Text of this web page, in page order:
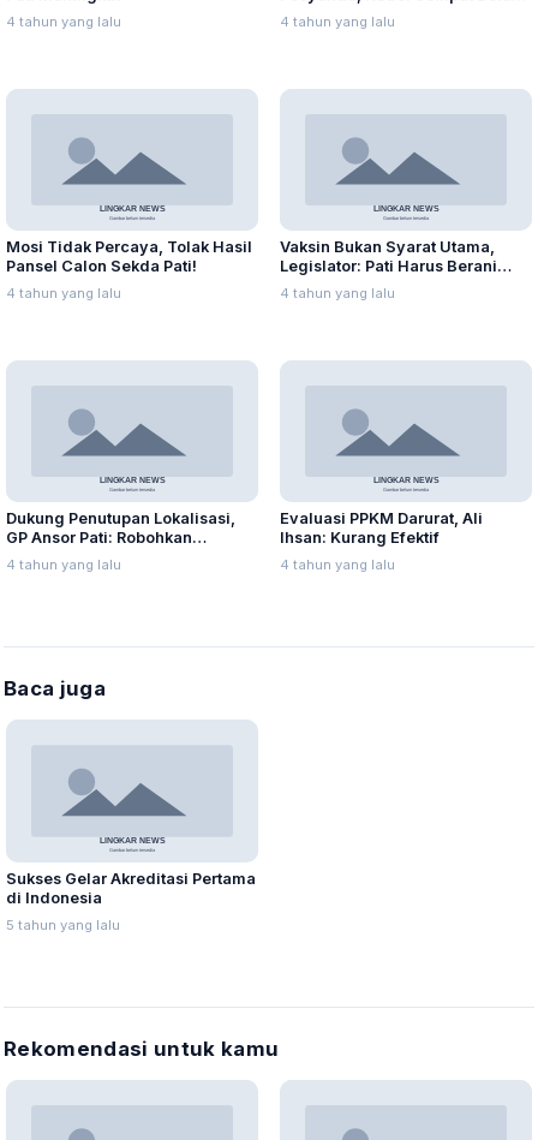
4 tahun yang lalu
ke Rumah Warga
4 tahun yang lalu
Mosi Tidak Percaya, Tolak Hasil
Pansel Calon Sekda Pati!
4 tahun yang lalu
Vaksin Bukan Syarat Utama,
Legislator: Pati Harus Berani
Mulai PTM
4 tahun yang lalu
Dukung Penutupan Lokalisasi,
GP Ansor Pati: Robohkan
Bangunan di Lorok Indah!
4 tahun yang lalu
Evaluasi PPKM Darurat, Ali
Ihsan: Kurang Efektif
4 tahun yang lalu
Baca juga
Sukses Gelar Akreditasi Pertama
di Indonesia
5 tahun yang lalu
Rekomendasi untuk kamu